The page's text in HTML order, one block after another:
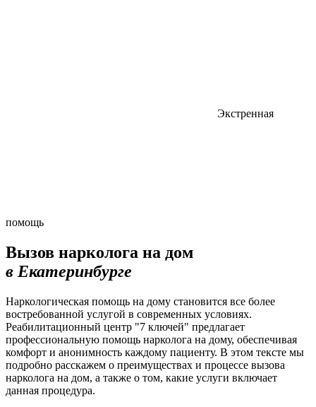
Экстренная
помощь
Вызов нарколога на дом
в Екатеринбурге
Наркологическая помощь на дому становится все более
востребованной услугой в современных условиях.
Реабилитационный центр "7 ключей" предлагает
профессиональную помощь нарколога на дому, обеспечивая
комфорт и анонимность каждому пациенту. В этом тексте мы
подробно расскажем о преимуществах и процессе вызова
нарколога на дом, а также о том, какие услуги включает
данная процедура.